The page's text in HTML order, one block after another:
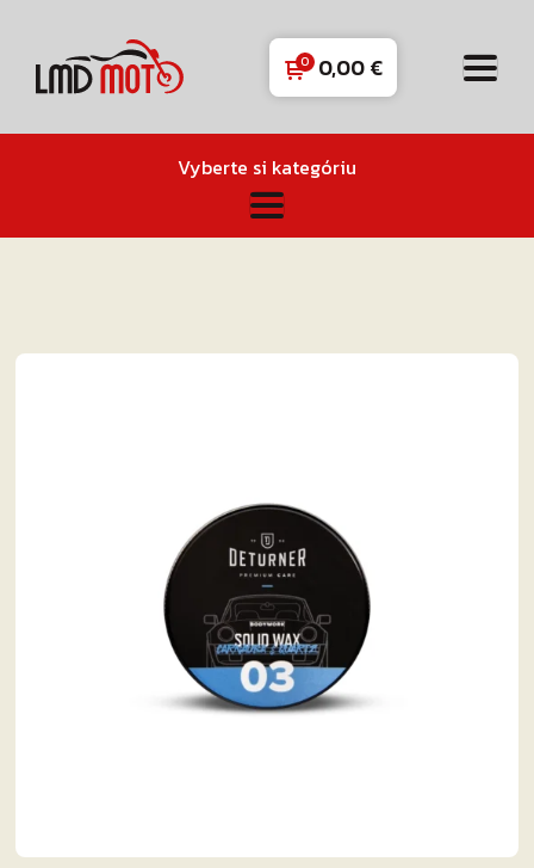
0,00€
Vyberte si kategóriu